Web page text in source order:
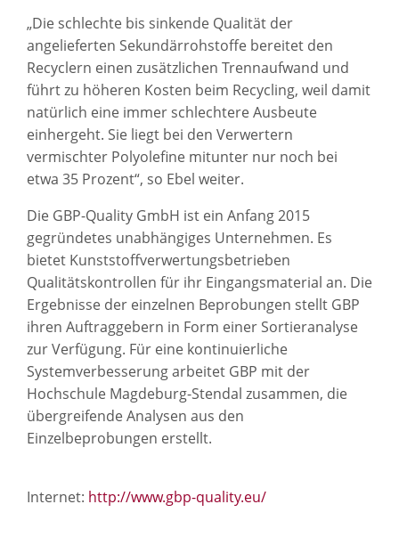
„Die schlechte bis sinkende Qualität der
angelieferten Sekundärrohstoffe bereitet den
Recyclern einen zusätzlichen Trennaufwand und
führt zu höheren Kosten beim Recycling, weil damit
natürlich eine immer schlechtere Ausbeute
einhergeht. Sie liegt bei den Verwertern
vermischter Polyolefine mitunter nur noch bei
etwa 35 Prozent“, so Ebel weiter.
Die GBP-Quality GmbH ist ein Anfang 2015
gegründetes unabhängiges Unternehmen. Es
bietet Kunststoffverwertungsbetrieben
Qualitätskontrollen für ihr Eingangsmaterial an. Die
Ergebnisse der einzelnen Beprobungen stellt GBP
ihren Auftraggebern in Form einer Sortieranalyse
zur Verfügung. Für eine kontinuierliche
Systemverbesserung arbeitet GBP mit der
Hochschule Magdeburg-Stendal zusammen, die
übergreifende Analysen aus den
Einzelbeprobungen erstellt.
Internet: http://www.gbp-quality.eu/